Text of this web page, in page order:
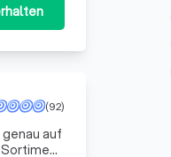
(92)
auf